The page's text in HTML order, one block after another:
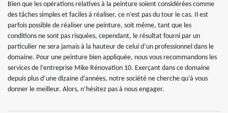
Bien que les opérations relatives à la peinture soient considérées comme
des tâches simples et faciles à réaliser, ce n’est pas du tour le cas. Il est
parfois possible de réaliser une peinture, soit même, tant que les
conditions ne sont pas risquées, cependant, le résultat fourni par un
particulier ne sera jamais à la hauteur de celui d’un professionnel dans le
domaine. Pour une peinture bien appliquée, nous vous recommandons les
services de l’entreprise Mike Rénovation 10. Exerçant dans ce domaine
depuis plus d’une dizaine d’années, notre société ne cherche qu’à vous
donner le meilleur. Alors, n’hésitez pas à nous engager.